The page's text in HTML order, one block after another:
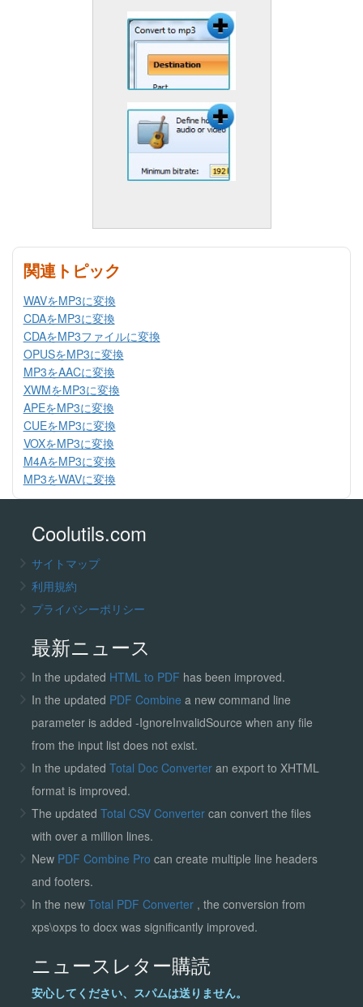
関連トピック
WAVをMP3に変換
CDAをMP3に変換
CDAをMP3ファイルに変換
OPUSをMP3に変換
MP3をAACに変換
XWMをMP3に変換
APEをMP3に変換
CUEをMP3に変換
VOXをMP3に変換
M4AをMP3に変換
MP3をWAVに変換
Coolutils.com
サイトマップ
利用規約
プライバシーポリシー
最新ニュース
In the updated HTML to PDF has been improved.
In the updated PDF Combine a new command line
parameter is added -IgnoreInvalidSource when any file
from the input list does not exist.
In the updated Total Doc Converter an export to XHTML
format is improved.
The updated Total CSV Convertercan convert the files
with over a million lines.
New PDF Combine Pro can create multiple line headers
and footers.
In the new Total PDF Converter , the conversion from
xps\oxps to docx was significantly improved.
ニュースレター購読
安心してください、スパムは送りません。